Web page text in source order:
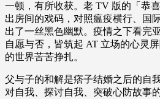
一顿，有所收获。老 TV 版的「恭
出房间的戏码，对照瘟疫横行、国
出了一丝黑色幽默。疫情之下看完
自愿与否，皆筑起 AT 立场的心灵
的世界苦苦挣扎。
父与子的和解是痞子结婚之后的自
对自我、探讨自我、突破心防故事